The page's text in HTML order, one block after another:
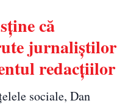
că
jurnaliștilor
redacțiilor
sociale, Dan